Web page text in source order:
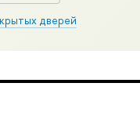
дверей